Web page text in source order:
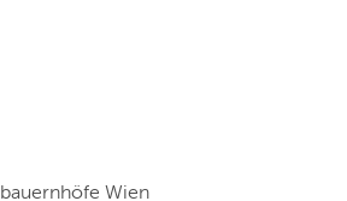
Wien